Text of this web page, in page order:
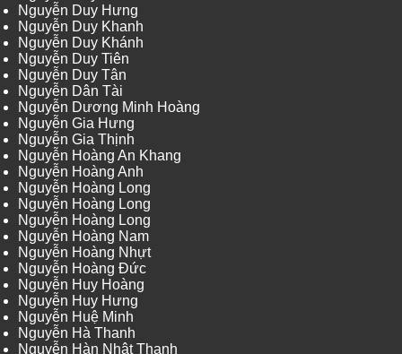
Nguyễn Duy Hưng
Nguyễn Duy Khanh
Nguyễn Duy Khánh
Nguyễn Duy Tiên
Nguyễn Duy Tân
Nguyễn Dân Tài
Nguyễn Dương Minh Hoàng
Nguyễn Gia Hưng
Nguyễn Gia Thịnh
Nguyễn Hoàng An Khang
Nguyễn Hoàng Anh
Nguyễn Hoàng Long
Nguyễn Hoàng Long
Nguyễn Hoàng Long
Nguyễn Hoàng Nam
Nguyễn Hoàng Nhựt
Nguyễn Hoàng Đức
Nguyễn Huy Hoàng
Nguyễn Huy Hưng
Nguyễn Huệ Minh
Nguyễn Hà Thanh
Nguyễn Hàn Nhật Thanh